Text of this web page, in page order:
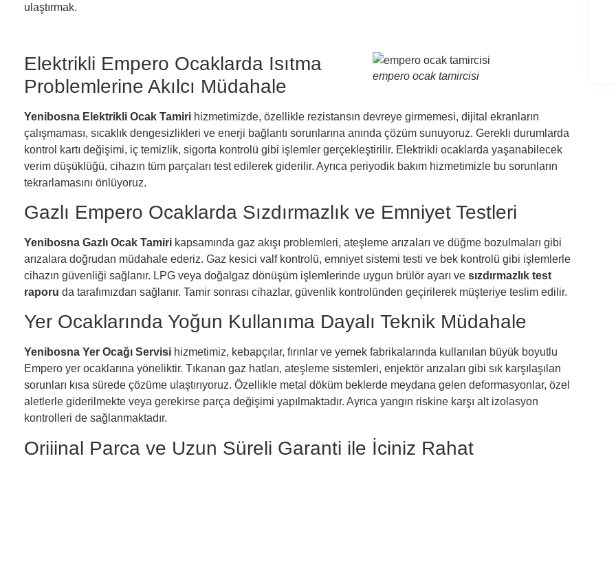
ulaştırmak.
empero ocak tamircisi
Elektrikli Empero Ocaklarda Isıtma
Problemlerine Akılcı Müdahale
Yenibosna Elektrikli Ocak Tamiri hizmetimizde, özellikle rezistansın devreye girmemesi, dijital ekranların
çalışmaması, sıcaklık dengesizlikleri ve enerji bağlantı sorunlarına anında çözüm sunuyoruz. Gerekli durumlarda
kontrol kartı değişimi, iç temizlik, sigorta kontrolü gibi işlemler gerçekleştirilir. Elektrikli ocaklarda yaşanabilecek
verim düşüklüğü, cihazın tüm parçaları test edilerek giderilir. Ayrıca periyodik bakım hizmetimizle bu sorunların
tekrarlamasını önlüyoruz.
Gazlı Empero Ocaklarda Sızdırmazlık ve Emniyet Testleri
Yenibosna Gazlı Ocak Tamiri kapsamında gaz akışı problemleri, ateşleme arızaları ve düğme bozulmaları gibi
arızalara doğrudan müdahale ederiz. Gaz kesici valf kontrolü, emniyet sistemi testi ve bek kontrolü gibi işlemlerle
cihazın güvenliği sağlanır. LPG veya doğalgaz dönüşüm işlemlerinde uygun brülör ayarı ve sızdırmazlık test
raporu da tarafımızdan sağlanır. Tamir sonrası cihazlar, güvenlik kontrolünden geçirilerek müşteriye teslim edilir.
Yer Ocaklarında Yoğun Kullanıma Dayalı Teknik Müdahale
Yenibosna Yer Ocağı Servisi hizmetimiz, kebapçılar, fırınlar ve yemek fabrikalarında kullanılan büyük boyutlu
Empero yer ocaklarına yöneliktir. Tıkanan gaz hatları, ateşleme sistemleri, enjektör arızaları gibi sık karşılaşılan
sorunları kısa sürede çözüme ulaştırıyoruz. Özellikle metal döküm beklerde meydana gelen deformasyonlar, özel
aletlerle giderilmekte veya gerekirse parça değişimi yapılmaktadır. Ayrıca yangın riskine karşı alt izolasyon
kontrolleri de sağlanmaktadır.
Orijinal Parça ve Uzun Süreli Garanti ile İçiniz Rahat